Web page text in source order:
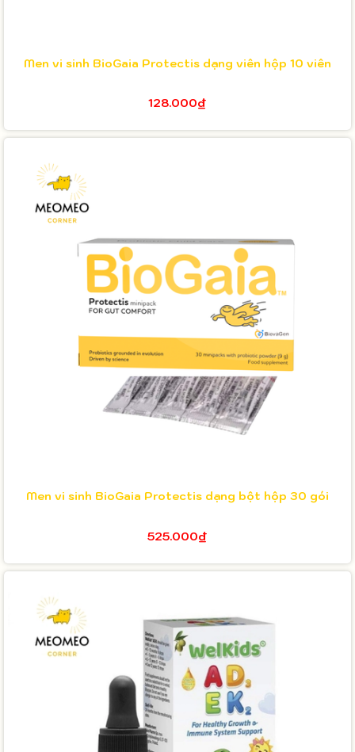
Men vi sinh BioGaia Protectis dạng viên hộp 10 viên
128.000₫
Men vi sinh BioGaia Protectis dạng bột hộp 30 gói
525.000₫